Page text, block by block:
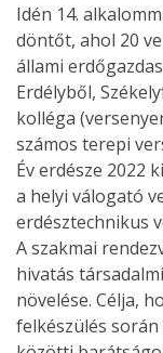
Idén 14.
döntőt, ahol 20
állami
Erdélyből,
kolléga
számos terepi
Év erdésze 2022
a helyi válogató
erdésztechnikus
A szakmai
hivatás
növelése. Célja,
felkészülés